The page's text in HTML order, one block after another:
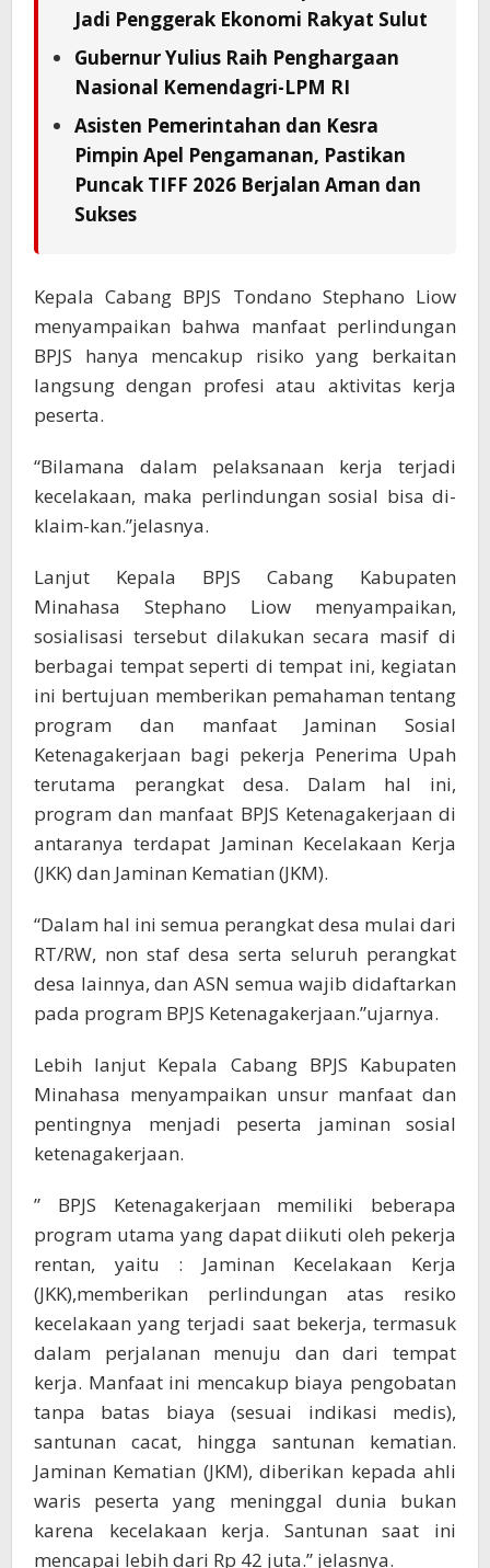
Jadi Penggerak Ekonomi Rakyat Sulut
Gubernur Yulius Raih Penghargaan
Nasional Kemendagri-LPM RI
Asisten Pemerintahan dan Kesra
Pimpin Apel Pengamanan, Pastikan
Puncak TIFF 2026 Berjalan Aman dan
Sukses
Kepala Cabang BPJS Tondano Stephano Liow
menyampaikan bahwa manfaat perlindungan
BPJS hanya mencakup risiko yang berkaitan
langsung dengan profesi atau aktivitas kerja
peserta.
“Bilamana dalam pelaksanaan kerja terjadi
kecelakaan, maka perlindungan sosial bisa di-
klaim-kan.”jelasnya.
Lanjut Kepala BPJS Cabang Kabupaten
Minahasa Stephano Liow menyampaikan,
sosialisasi tersebut dilakukan secara masif di
berbagai tempat seperti di tempat ini, kegiatan
ini bertujuan memberikan pemahaman tentang
program dan manfaat Jaminan Sosial
Ketenagakerjaan bagi pekerja Penerima Upah
terutama perangkat desa. Dalam hal ini,
program dan manfaat BPJS Ketenagakerjaan di
antaranya terdapat Jaminan Kecelakaan Kerja
(JKK) dan Jaminan Kematian (JKM).
“Dalam hal ini semua perangkat desa mulai dari
RT/RW, non staf desa serta seluruh perangkat
desa lainnya, dan ASN semua wajib didaftarkan
pada program BPJS Ketenagakerjaan.”ujarnya.
Lebih lanjut Kepala Cabang BPJS Kabupaten
Minahasa menyampaikan unsur manfaat dan
pentingnya menjadi peserta jaminan sosial
ketenagakerjaan.
” BPJS Ketenagakerjaan memiliki beberapa
program utama yang dapat diikuti oleh pekerja
rentan, yaitu : Jaminan Kecelakaan Kerja
(JKK),memberikan perlindungan atas resiko
kecelakaan yang terjadi saat bekerja, termasuk
dalam perjalanan menuju dan dari tempat
kerja. Manfaat ini mencakup biaya pengobatan
tanpa batas biaya (sesuai indikasi medis),
santunan cacat, hingga santunan kematian.
Jaminan Kematian (JKM), diberikan kepada ahli
waris peserta yang meninggal dunia bukan
karena kecelakaan kerja. Santunan saat ini
mencapai lebih dari Rp 42 juta.” jelasnya.